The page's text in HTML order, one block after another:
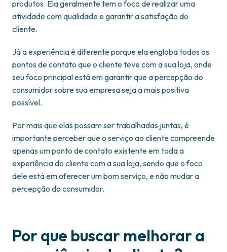
produtos. Ela geralmente tem o foco de realizar uma
atividade com qualidade e garantir a satisfação do
cliente.
Já a experiência é diferente porque ela engloba todos os
pontos de contato que o cliente teve com a sua loja, onde
seu foco principal está em garantir que a percepção do
consumidor sobre sua empresa seja a mais positiva
possível.
Por mais que elas possam ser trabalhadas juntas, é
importante perceber que o serviço ao cliente compreende
apenas um ponto de contato existente em toda a
experiência do cliente com a sua loja, sendo que o foco
dele está em oferecer um bom serviço, e não mudar a
percepção do consumidor.
Por que buscar melhorar a